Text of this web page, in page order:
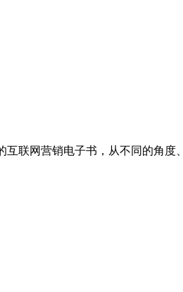
互联网营销电子书，从不同的角